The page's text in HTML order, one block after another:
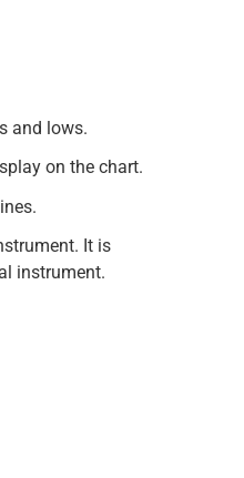
and lows.
on the chart.
It is
instrument.